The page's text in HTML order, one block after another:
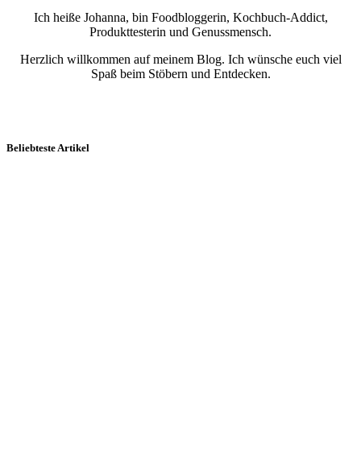
Ich heiße Johanna, bin Foodbloggerin, Kochbuch-Addict,
Produkttesterin und Genussmensch.
Herzlich willkommen auf meinem Blog. Ich wünsche euch viel
Spaß beim Stöbern und Entdecken.
Beliebteste Artikel